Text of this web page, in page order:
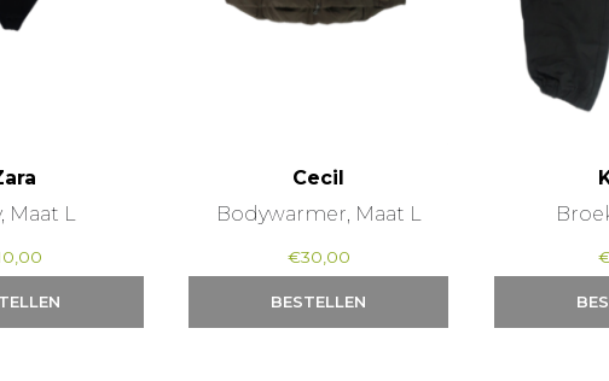
Maat L
Cecil
Bodywarmer, Maat L
€30,00
BESTELLEN